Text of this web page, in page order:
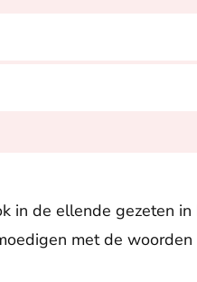
in de ellende gezeten
met de woorden